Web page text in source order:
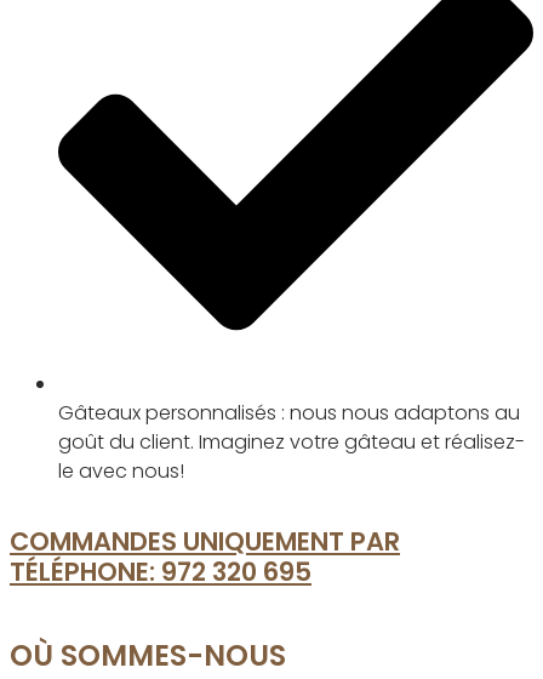
Gâteaux personnalisés : nous nous adaptons au
goût du client. Imaginez votre gâteau et réalisez-
le avec nous!
COMMANDES UNIQUEMENT PAR
TÉLÉPHONE: 972 320 695
OÙ SOMMES-NOUS